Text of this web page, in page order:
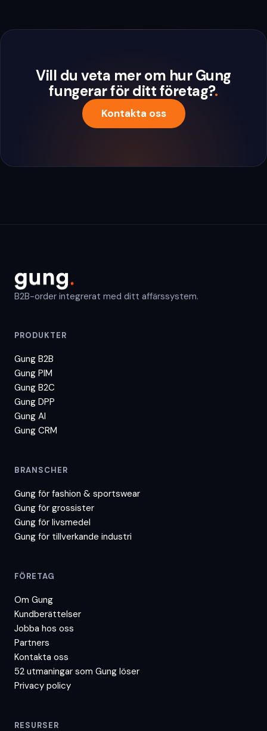
Vill du veta mer om hur Gung
fungerar för ditt företag?.
Kontakta oss
B2B-order integrerat med ditt affärssystem.
PRODUKTER
Gung B2B
Gung PIM
Gung B2C
Gung DPP
Gung AI
Gung CRM
BRANSCHER
Gung för fashion & sportswear
Gung för grossister
Gung för livsmedel
Gung för tillverkande industri
FÖRETAG
Om Gung
Kundberättelser
Jobba hos oss
Partners
Kontakta oss
52 utmaningar som Gung löser
Privacy policy
RESURSER